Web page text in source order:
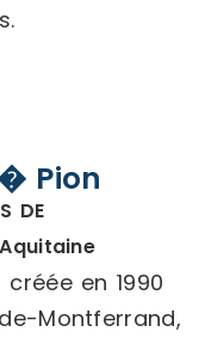
Pion
DE
créée en 1990
Montferrand,